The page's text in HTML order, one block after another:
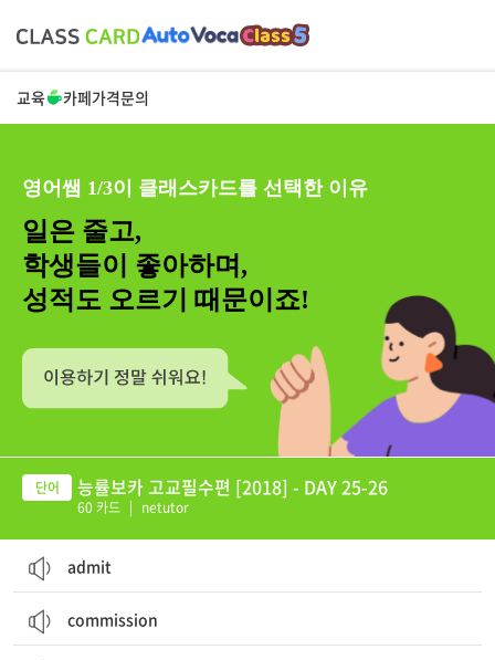
교육 카페가격문의
영어쌤 1/3이 클래스카드를 선택한 이유
일은 줄고,
학생들이 좋아하며,
성적도 오르기 때문이죠!
능률보카 고교필수편 [2018] - DAY 25-26
60 카드 | netutor
admit
commission